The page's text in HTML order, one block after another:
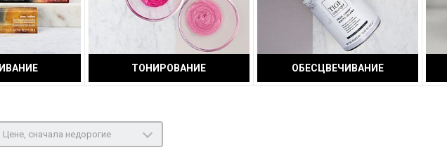
ТОНИРОВАНИЕ ОБЕСЦВЕЧИВАНИЕ
Цене, сначала недорогие